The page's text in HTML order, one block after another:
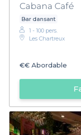
Cabana Café
Bar dansant
1 - 100 pers.
Les Chartreux
€€ Abordable